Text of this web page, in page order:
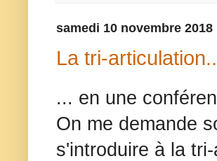
samedi 10 novembre 2018
La tri-
... en une
On me demande
s'introduire à la